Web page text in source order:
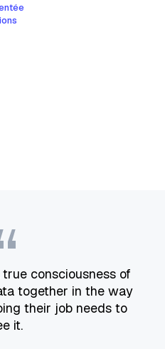
consciousness of
together in the way
their job needs to
it.